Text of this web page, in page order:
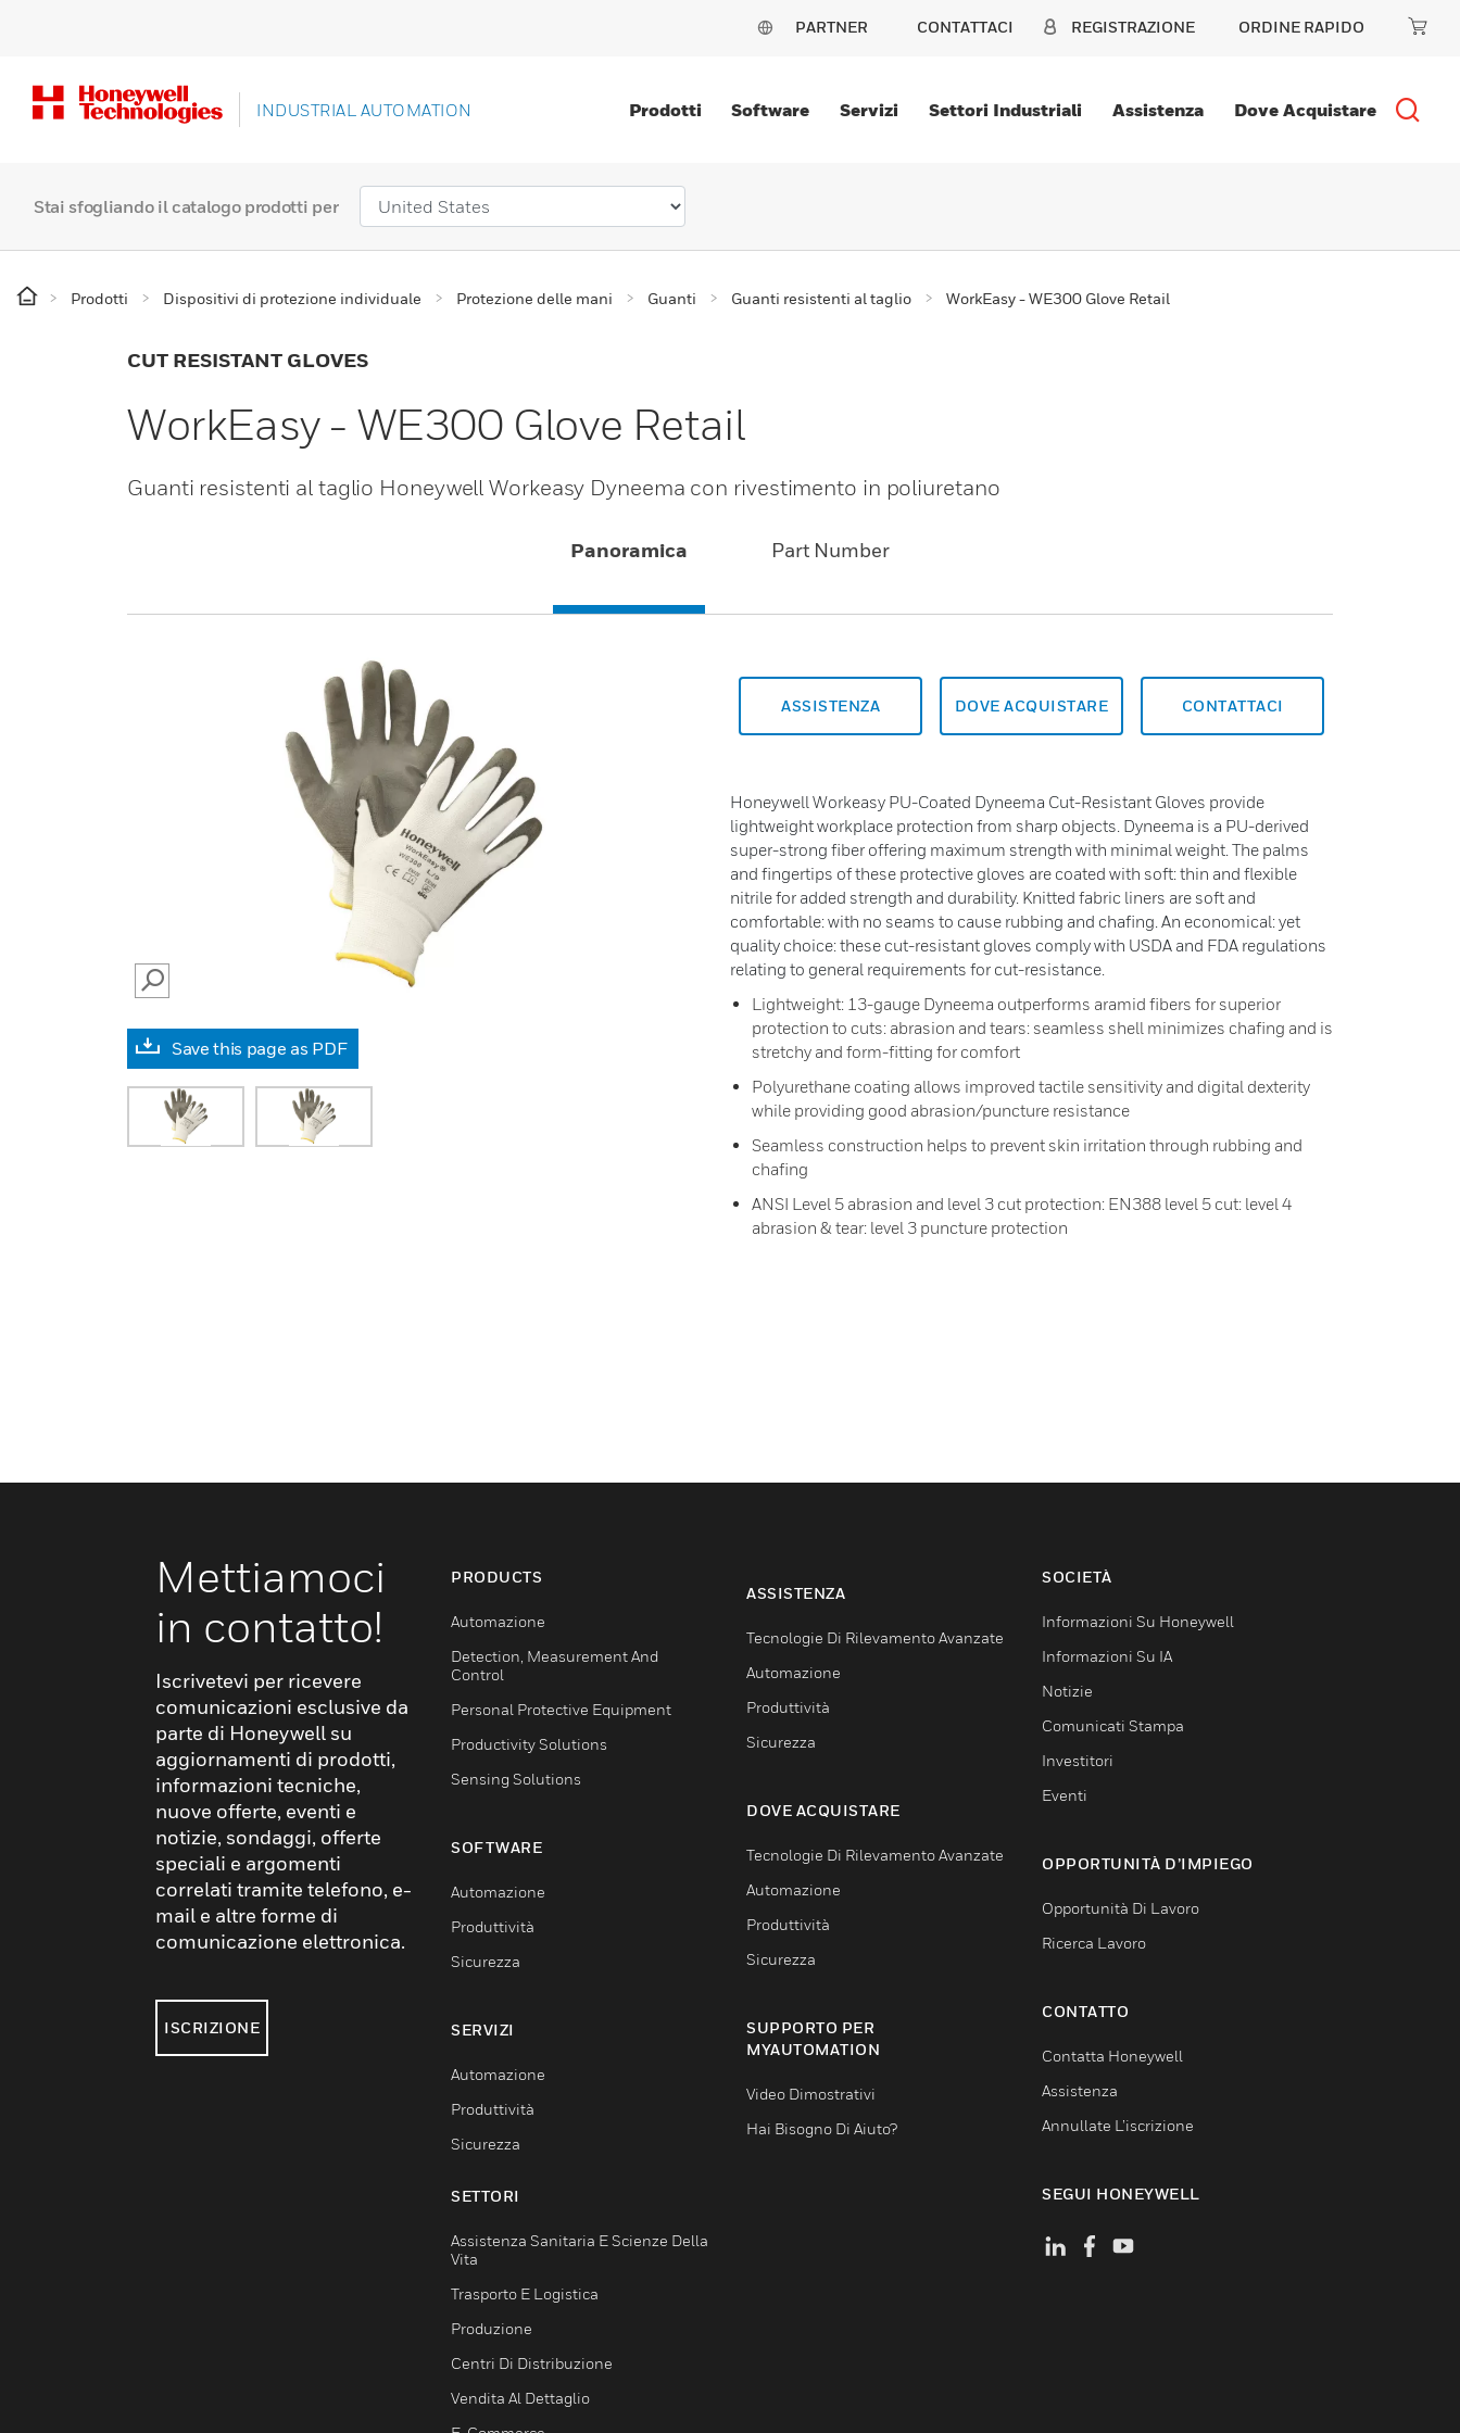
PARTNER CONTATTACI REGISTRAZIONE ORDINE RAPIDO
INDUSTRIAL AUTOMATION Prodotti Software Servizi Settori Industriali Assistenza Dove Acquistare
Stai sfogliando il catalogo prodotti per
Prodotti Dispositivi di protezione individuale Protezione delle mani Guanti Guanti resistenti al taglio WorkEasy - WE300 Glove Retail
CUT RESISTANT GLOVES
WorkEasy - WE300 Glove Retail
Guanti resistenti al taglio Honeywell Workeasy Dyneema con rivestimento in poliuretano
Panoramica Part Number
SEARCH
Save this page as PDF
ASSISTENZA DOVE ACQUISTARE CONTATTACI
Honeywell Workeasy PU-Coated Dyneema Cut-Resistant Gloves provide
lightweight workplace protection from sharp objects. Dyneema is a PU-derived
super-strong fiber offering maximum strength with minimal weight. The palms
and fingertips of these protective gloves are coated with soft: thin and flexible
nitrile for added strength and durability. Knitted fabric liners are soft and
comfortable: with no seams to cause rubbing and chafing. An economical: yet
quality choice: these cut-resistant gloves comply with USDA and FDA regulations
relating to general requirements for cut-resistance.
Lightweight: 13-gauge Dyneema outperforms aramid fibers for superior
protection to cuts: abrasion and tears: seamless shell minimizes chafing and is
stretchy and form-fitting for comfort
Polyurethane coating allows improved tactile sensitivity and digital dexterity
while providing good abrasion/puncture resistance
Seamless construction helps to prevent skin irritation through rubbing and
chafing
ANSI Level 5 abrasion and level 3 cut protection: EN388 level 5 cut: level 4
abrasion & tear: level 3 puncture protection
Mettiamoci
in contatto!
Iscrivetevi per ricevere
comunicazioni esclusive da
parte di Honeywell su
aggiornamenti di prodotti,
informazioni tecniche,
nuove offerte, eventi e
notizie, sondaggi, offerte
speciali e argomenti
correlati tramite telefono, e-
mail e altre forme di
comunicazione elettronica.
ISCRIZIONE
PRODUCTS
Automazione
Detection, Measurement And
Control
Personal Protective Equipment
Productivity Solutions
Sensing Solutions
SOFTWARE
Automazione
Produttività
Sicurezza
SERVIZI
Automazione
Produttività
Sicurezza
SETTORI
Assistenza Sanitaria E Scienze Della
Vita
Trasporto E Logistica
Produzione
Centri Di Distribuzione
Vendita Al Dettaglio
ASSISTENZA
Tecnologie Di Rilevamento Avanzate
Automazione
Produttività
Sicurezza
DOVE ACQUISTARE
Tecnologie Di Rilevamento Avanzate
Automazione
Produttività
Sicurezza
SUPPORTO PER
MYAUTOMATION
Video Dimostrativi
Hai Bisogno Di Aiuto?
SOCIETÀ
Informazioni Su Honeywell
Informazioni Su IA
Notizie
Comunicati Stampa
Investitori
Eventi
OPPORTUNITÀ D’IMPIEGO
Opportunità Di Lavoro
Ricerca Lavoro
CONTATTO
Contatta Honeywell
Assistenza
Annullate L’iscrizione
SEGUI HONEYWELL